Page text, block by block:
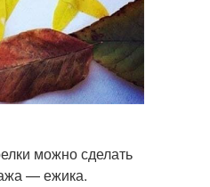
можно сделать
— ежика.